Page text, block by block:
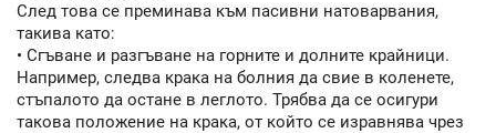
След това се преминава към пасивни натоварвания,
такива като:
• Сгъване и разгъване на горните и долните крайници.
Например, следва крака на болния да свие в коленете,
стъпалото да остане в леглото. Трябва да се осигури
такова положение на крака, от който се изравнява чрез